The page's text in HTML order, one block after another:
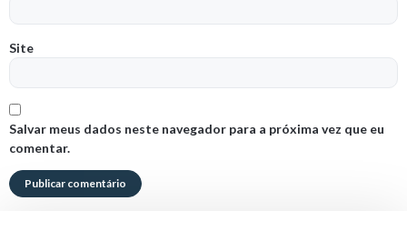
Site
Salvar meus dados neste navegador para a próxima vez que eu
comentar.